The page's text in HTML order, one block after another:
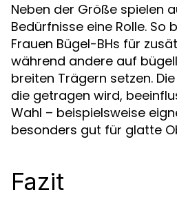
Neben der Größe spielen
Bedürfnisse eine Rolle. So
Frauen Bügel-BHs für
während andere auf
breiten Trägern setzen.
die getragen wird,
Wahl – beispielsweise
besonders gut für glatte
Fazit